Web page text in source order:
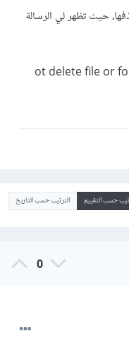
حيث تظهر لي الرسالة
ot delete file or
حسب التقييم الترتيب حسب التاريخ
0